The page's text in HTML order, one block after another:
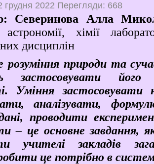
грудня 2022 Перегляди: 668
Северинова Алла
хімії
дисциплін
розуміння природи та
застосовувати
Уміння застосовувати
аналізувати,
проводити
– це основне завдання,
учителі закладів
це потрібно в